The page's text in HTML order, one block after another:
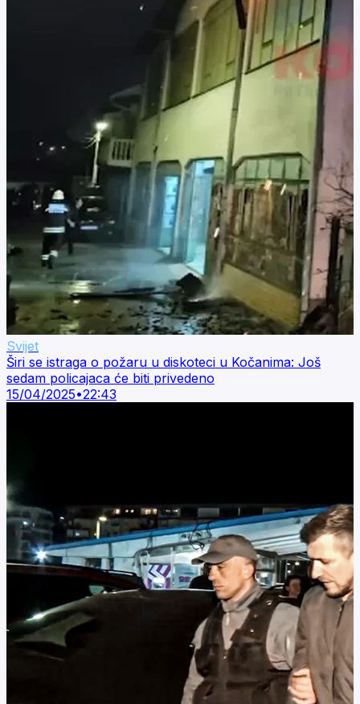
Svijet
Širi se istraga o požaru u diskoteci u Kočanima: Još
sedam policajaca će biti privedeno
15/04/2025•22:43